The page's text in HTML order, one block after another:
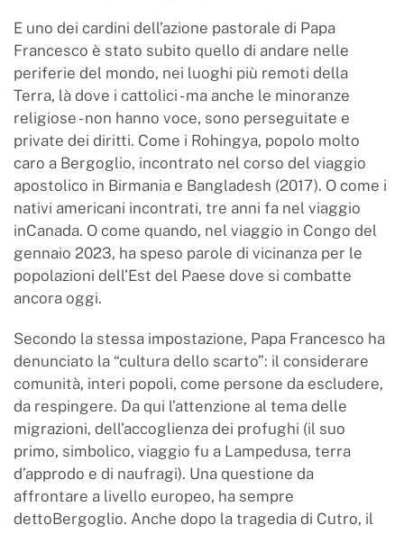
E uno dei cardini dell’azione pastorale di Papa
Francesco è stato subito quello di andare nelle
periferie del mondo, nei luoghi più remoti della
Terra, là dove i cattolici - ma anche le minoranze
religiose - non hanno voce, sono perseguitate e
private dei diritti. Come i Rohingya, popolo molto
caro a Bergoglio, incontrato nel corso del viaggio
apostolico in Birmania e Bangladesh (2017). O come i
nativi americani incontrati, tre anni fa nel viaggio
inCanada. O come quando, nel viaggio in Congo del
gennaio 2023, ha speso parole di vicinanza per le
popolazioni dell’Est del Paese dove si combatte
ancora oggi.
Secondo la stessa impostazione, Papa Francesco ha
denunciato la “cultura dello scarto”: il considerare
comunità, interi popoli, come persone da escludere,
da respingere. Da qui l’attenzione al tema delle
migrazioni, dell’accoglienza dei profughi (il suo
primo, simbolico, viaggio fu a Lampedusa, terra
d’approdo e di naufragi). Una questione da
affrontare a livello europeo, ha sempre
dettoBergoglio. Anche dopo la tragedia di Cutro, il